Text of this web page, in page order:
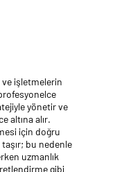
işletmelerin
yönetir ve
altına alır.
için doğru
bu nedenle
uzmanlık
gibi